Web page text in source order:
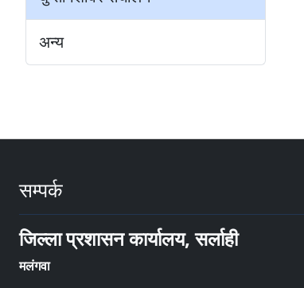
अन्य
सम्पर्क
जिल्ला प्रशासन कार्यालय, सर्लाही
मलंगवा